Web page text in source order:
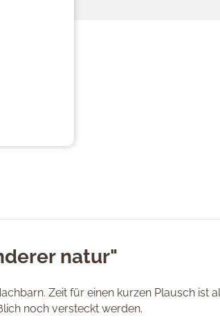
natur"
Zeit für einen kurzen Plausch ist
noch versteckt werden.